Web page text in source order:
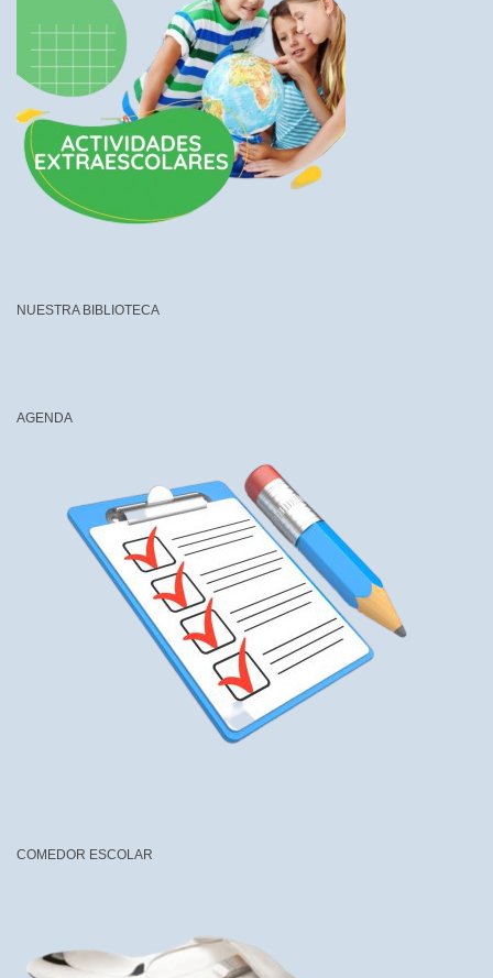
NUESTRA BIBLIOTECA
AGENDA
COMEDOR ESCOLAR